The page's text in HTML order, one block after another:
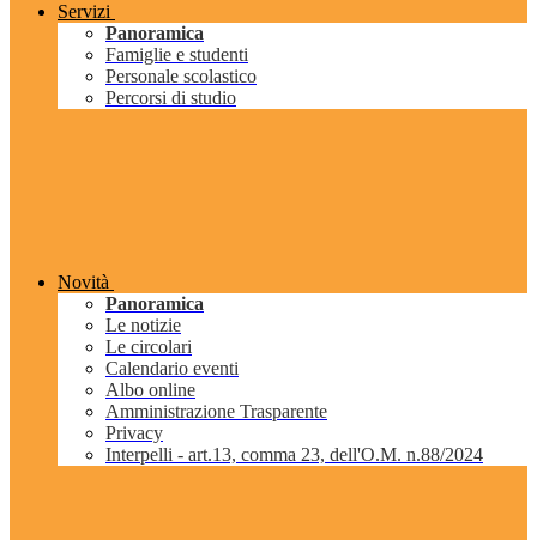
Servizi
Panoramica
Famiglie e studenti
Personale scolastico
Percorsi di studio
Novità
Panoramica
Le notizie
Le circolari
Calendario eventi
Albo online
Amministrazione Trasparente
Privacy
Interpelli - art.13, comma 23, dell'O.M. n.88/2024